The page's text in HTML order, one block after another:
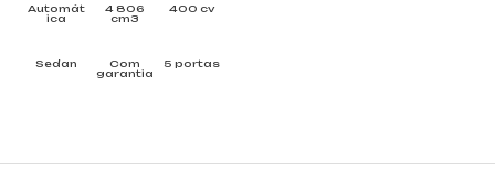
Automát
ica
4 806
cm3
400 cv
Sedan
Com
garantia
5 portas